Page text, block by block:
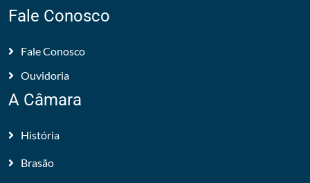
Fale Conosco
Fale Conosco
Ouvidoria
A Câmara
História
Brasão